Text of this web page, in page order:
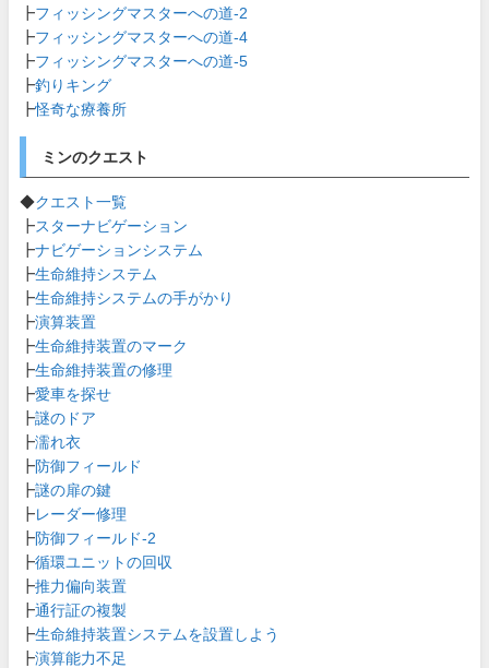
┣フィッシングマスターへの道-2
┣フィッシングマスターへの道-4
┣フィッシングマスターへの道-5
┣釣りキング
┣怪奇な療養所
ミンのクエスト
◆クエスト一覧
┣スターナビゲーション
┣ナビゲーションシステム
┣生命維持システム
┣生命維持システムの手がかり
┣演算装置
┣生命維持装置のマーク
┣生命維持装置の修理
┣愛車を探せ
┣謎のドア
┣濡れ衣
┣防御フィールド
┣謎の扉の鍵
┣レーダー修理
┣防御フィールド-2
┣循環ユニットの回収
┣推力偏向装置
┣通行証の複製
┣生命維持装置システムを設置しよう
┣演算能力不足